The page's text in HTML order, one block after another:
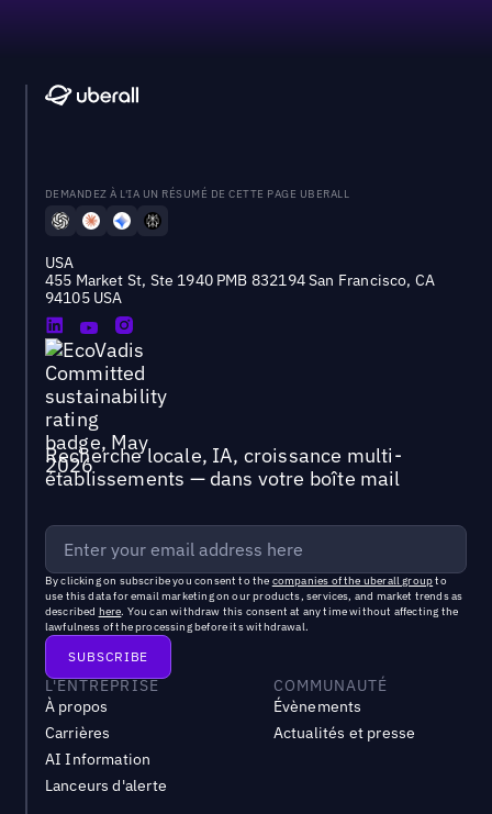
DEMANDEZ À L'IA UN RÉSUMÉ DE CETTE PAGE UBERALL
USA
455 Market St, Ste 1940 PMB 832194 San Francisco, CA
94105 USA
Recherche locale, IA, croissance multi-
établissements — dans votre boîte mail
By clicking on subscribe you consent to the companies of the uberall groupto
use this data for email marketing on our products, services, and market trends as
described here. You can withdraw this consent at any time without affecting the
lawfulness of the processing before its withdrawal.
L'ENTREPRISE
À propos
Carrières
AI Information
Lanceurs d'alerte
COMMUNAUTÉ
Évènements
Actualités et presse